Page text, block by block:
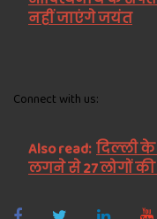
नहीं जाएंगे जयंत
Connect with us:
Also read: दिल्ली
लगने से 27 लोगों